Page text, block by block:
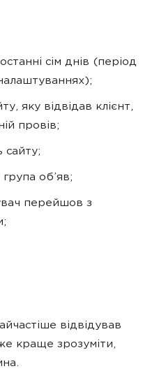
останні сім днів (період
яку відвідав клієнт,
провів;
сайту;
об’яв;
перейшов з
відвідував
краще зрозуміти,